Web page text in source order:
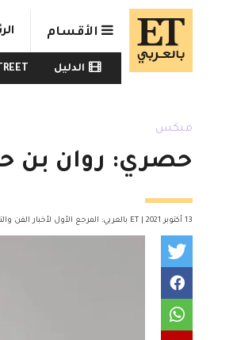
Skip to main content
الأقسام
menu
الدليل
ميكس
حصري: روان بن
13 أكتوبر 2021 | ET بالعربي: المرجع الأول لأخبار الفن والترفيه في العالم العربي